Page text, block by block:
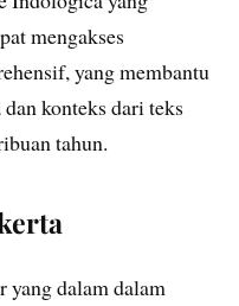
mengakses
yang membantu
konteks dari teks
tahun.
yang dalam dalam